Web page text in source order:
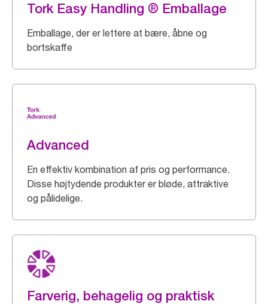
Tork Easy Handling ® Emballage
Emballage, der er lettere at bære, åbne og
bortskaffe
Advanced
En effektiv kombination af pris og performance.
Disse højtydende produkter er bløde, attraktive
og pålidelige.
Farverig, behagelig og praktisk